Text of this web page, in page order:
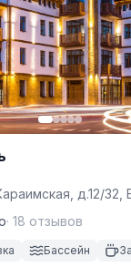
д.12/32,
· 18 отзывов
Бассейн